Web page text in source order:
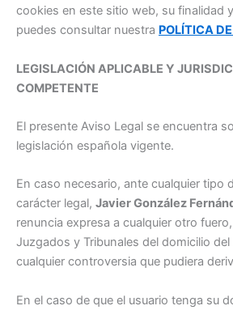
cookies en este sitio web, su finalidad
puedes consultar nuestra POLÍTICA
LEGISLACIÓN APLICABLE Y
COMPETENTE
El presente Aviso Legal se encuentra
legislación española vigente.
En caso necesario, ante cualquier tipo
carácter legal, Javier González
renuncia expresa a cualquier otro
Juzgados y Tribunales del domicilio del
cualquier controversia que pudiera
En el caso de que el usuario tenga su